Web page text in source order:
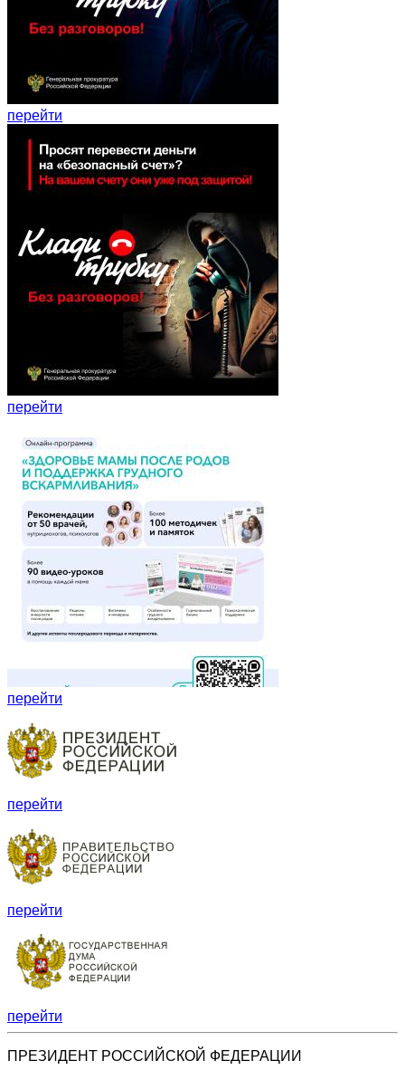
перейти
перейти
перейти
перейти
перейти
перейти
ПРЕЗИДЕНТ РОССИЙСКОЙ ФЕДЕРАЦИИ